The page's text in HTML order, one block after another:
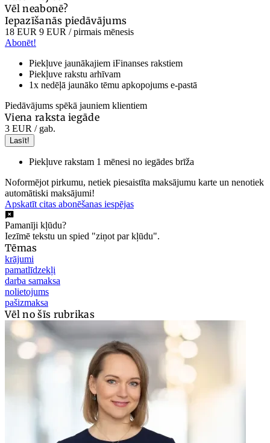
Vēl neabonē?
Iepazīšanās piedāvājums
18 EUR 9 EUR / pirmais mēnesis
Abonēt!
Piekļuve jaunākajiem iFinanses rakstiem
Piekļuve rakstu arhīvam
1x nedēļā jaunāko tēmu apkopojums e-pastā
Piedāvājums spēkā jauniem klientiem
Viena raksta iegāde
3 EUR / gab.
Lasīt!
Piekļuve rakstam 1 mēnesi no iegādes brīža
Noformējot pirkumu, netiek piesaistīta maksājumu karte un nenotiek
automātiski maksājumi!
Apskatīt citas abonēšanas iespējas
Pamanīji kļūdu?
Iezīmē tekstu un spied "ziņot par kļūdu".
Tēmas
krājumi
pamatlīdzekļi
darba samaksa
nolietojums
pašizmaksa
Vēl no šīs rubrikas